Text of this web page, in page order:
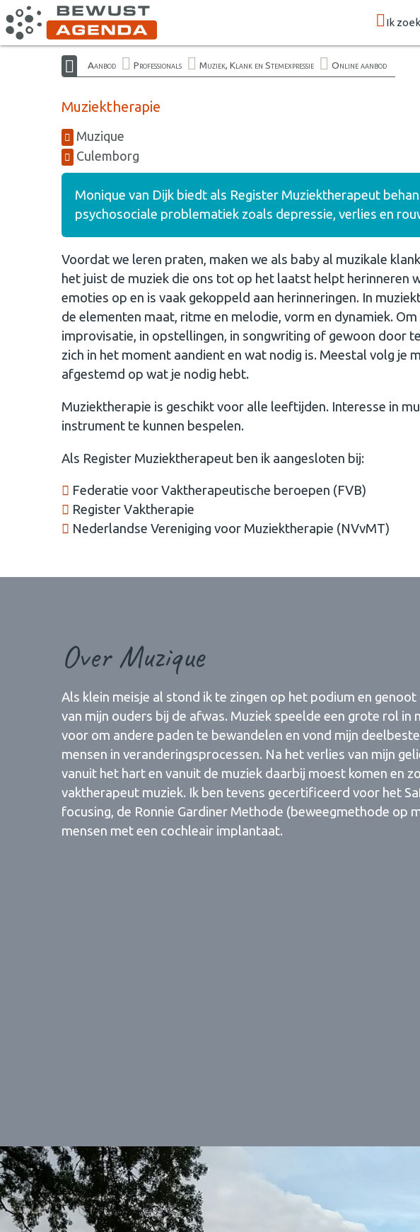
Ik
Aanbod Professionals Muziek, Klank en Stemexpressie Online aanbod
Muziektherapie
Muzique
Culemborg
Monique van Dijk biedt als Register Muziektherapeut
psychosociale problematiek zoals depressie, verlies en
Voordat we leren praten, maken we als baby al muzikale
het juist de muziek die ons tot op het laatst helpt herinneren
emoties op en is vaak gekoppeld aan herinneringen. In
de elementen maat, ritme en melodie, vorm en dynamiek.
improvisatie, in opstellingen, in songwriting of gewoon door
zich in het moment aandient en wat nodig is. Meestal volg je
afgestemd op wat je nodig hebt.
Muziektherapie is geschikt voor alle leeftijden. Interesse in
instrument te kunnen bespelen.
Als Register Muziektherapeut ben ik aangesloten bij:
Federatie voor Vaktherapeutische beroepen (FVB)
Register Vaktherapie
Nederlandse Vereniging voor Muziektherapie (NVvMT)
Over Muzique
Als klein meisje al stond ik te zingen op het podium en
van mijn ouders bij de afwas. Muziek speelde een grote rol in
voor om andere paden te bewandelen en vond mijn
mensen in veranderingsprocessen. Na het verlies van mijn
vanuit het hart en vanuit de muziek daarbij moest komen en
vaktherapeut muziek. Ik ben tevens gecertificeerd voor het
focusing, de Ronnie Gardiner Methode (beweegmethode op
mensen met een cochleair implantaat.